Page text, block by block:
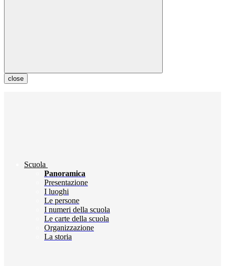
close
Scuola
Panoramica
Presentazione
I luoghi
Le persone
I numeri della scuola
Le carte della scuola
Organizzazione
La storia